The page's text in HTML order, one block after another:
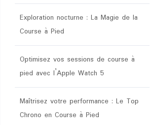
Exploration nocturne : La Magie de la
Course à Pied
Optimisez vos sessions de course à
pied avec l’Apple Watch 5
Maîtrisez votre performance : Le Top
Chrono en Course à Pied